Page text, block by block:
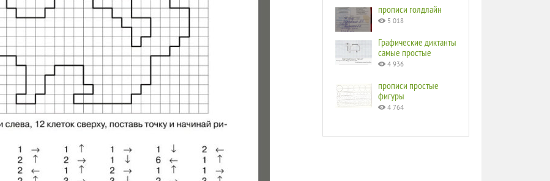
прописи голдлайн
5 018
Графические диктанты
самые простые
4 936
прописи простые
фигуры
4 764